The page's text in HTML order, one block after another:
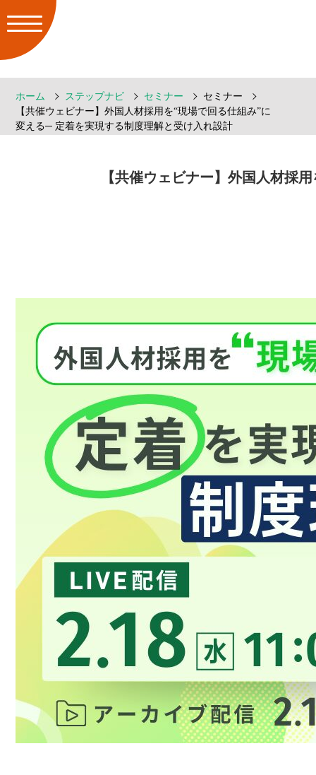
ホーム ステップナビ セミナー
セミナー
【共催ウェビナー】外国人材採用を“現場で回る仕組み”に
変える─ 定着を実現する制度理解と受け入れ設計
【共催ウェビナー】外国人材採